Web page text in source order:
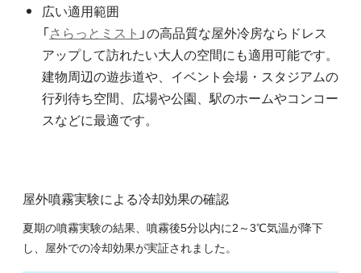
広い適用範囲
「さらっとミスト 」の高品質な屋外冷房ならドレス
アップして訪れたい大人の空間にも適用可能です。
建物周辺の遊歩道や、イベント会場・スタジアムの
行列待ち空間、広場や公園、駅のホームやコンコー
スなどに最適です。
屋外噴霧実験による冷却効果の確認
夏期の噴霧実験の結果、 噴霧後5分以内に2～3℃気温が降下
し、屋外での冷却効果が実証されました。